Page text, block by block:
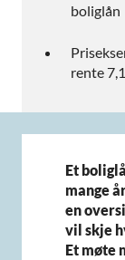
boliglån
rente
Et
mange
en
vil skje
Et møte